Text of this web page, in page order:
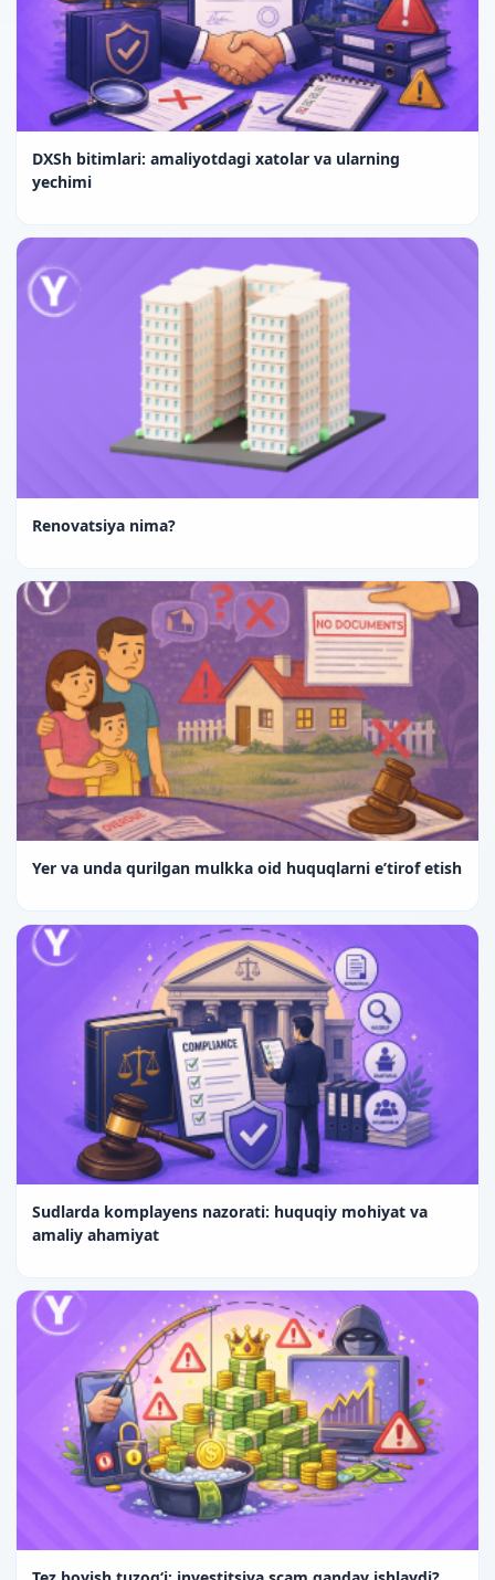
DXSh bitimlari: amaliyotdagi xatolar va ularning
yechimi
Renovatsiya nima?
Yer va unda qurilgan mulkka oid huquqlarni e’tirof etish
Sudlarda komplayens nazorati: huquqiy mohiyat va
amaliy ahamiyat